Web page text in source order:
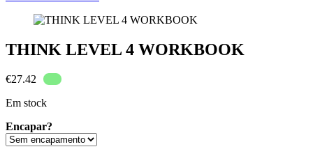
THINK LEVEL 4 WORKBOOK
€27.42
Em stock
Encapar?